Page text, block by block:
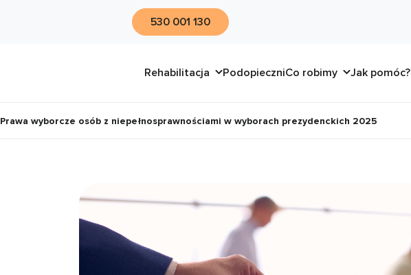
530 001 130
Rehabilitacja PodopieczniCo robimy Jak pomóc?
Prawa wyborcze osób z niepełnosprawnościami w wyborach prezydenckich 2025